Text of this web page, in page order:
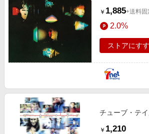
￥ 1,885+送料固
2.0%
ストアにす
チューブ・テ
￥ 1,210